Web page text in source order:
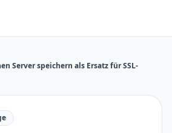
Server speichern als Ersatz für SSL-